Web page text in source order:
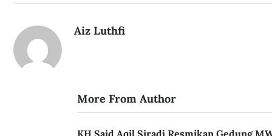
Aiz Luthfi
More From Author
KH Said Aqil Siradj Resmikan Gedung